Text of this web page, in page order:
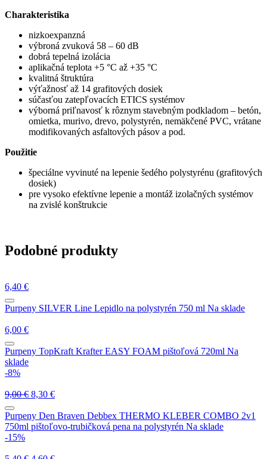
Charakteristika
nizkoexpanzná
výbroná zvuková 58 – 60 dB
dobrá tepelná izolácia
aplikačná teplota +5 °C až +35 °C
kvalitná štruktúra
výťažnosť až 14 grafitových dosiek
súčasťou zatepľovacích ETICS systémov
výborná priľnavosť k rôznym stavebným podkladom – betón,
omietka, murivo, drevo, polystyrén, nemäkčené PVC, vrátane
modifikovaných asfaltových pásov a pod.
Použitie
špeciálne vyvinuté na lepenie šedého polystyrénu (grafitových
dosiek)
pre vysoko efektívne lepenie a montáž izolačných systémov
na zvislé konštrukcie
Podobné produkty
6,40 €
Purpeny SILVER Line Lepidlo na polystyrén 750 ml Na sklade
6,00 €
Purpeny TopKraft Krafter EASY FOAM pištoľová 720ml Na
sklade
-8%
9,00€ 8,30 €
Purpeny Den Braven Debbex THERMO KLEBER COMBO 2v1
750ml pištoľovo-trubičková pena na polystyrén Na sklade
-15%